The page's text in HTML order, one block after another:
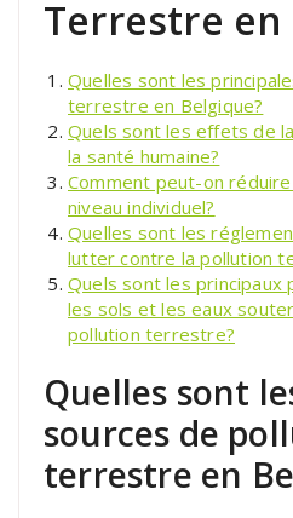
Terrestre en
Quelles sont les
terrestre en Belgique?
Quels sont les effets de
la santé humaine?
Comment peut-on
niveau individuel?
Quelles sont les
lutter contre la pollution
Quels sont les principaux
les sols et les eaux
pollution terrestre?
Quelles sont
sources de
terrestre en